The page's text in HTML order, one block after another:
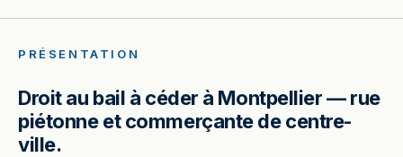
PRÉSENTATION
Droit au bail à céder à Montpellier — rue
piétonne et commerçante de centre-
ville.